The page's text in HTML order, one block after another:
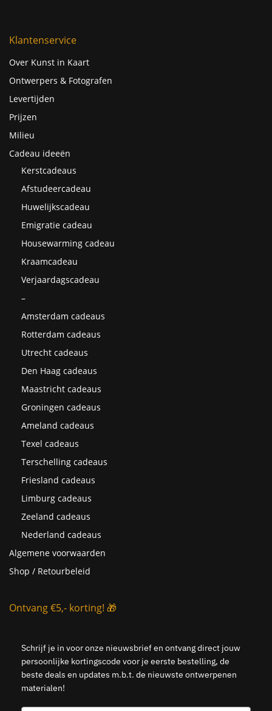
Klantenservice
Over Kunst in Kaart
Ontwerpers & Fotografen
Levertijden
Prijzen
Milieu
Cadeau ideeën
Kerstcadeaus
Afstudeercadeau
Huwelijkscadeau
Emigratie cadeau
Housewarming cadeau
Kraamcadeau
Verjaardagscadeau
–
Amsterdam cadeaus
Rotterdam cadeaus
Utrecht cadeaus
Den Haag cadeaus
Maastricht cadeaus
Groningen cadeaus
Ameland cadeaus
Texel cadeaus
Terschelling cadeaus
Friesland cadeaus
Limburg cadeaus
Zeeland cadeaus
Nederland cadeaus
Algemene voorwaarden
Shop / Retourbeleid
Ontvang €5,- korting! 🎁
Schrijf je in voor onze nieuwsbrief en ontvang direct jouw
persoonlijke kortingscode voor je eerste bestelling, de
beste deals en updates m.b.t. de nieuwste ontwerpenen
materialen!